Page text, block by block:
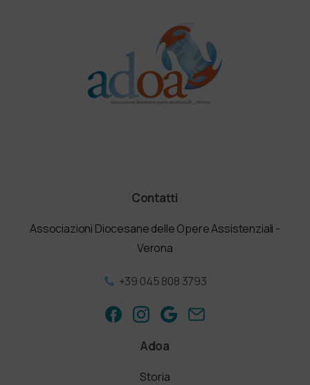
Contatti
Associazioni Diocesane delle Opere Assistenziali -
Verona
+39 045 808 3793
Adoa
Storia